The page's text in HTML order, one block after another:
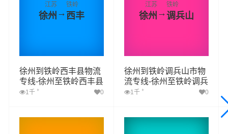
江苏
徐州 →
铁岭
西丰
徐州到铁岭西丰县物流
专线-徐州至铁岭西丰县
物流公司
1千 + 0
江苏
徐州 →
铁岭
调兵山
徐州到铁岭调兵山市物
流专线-徐州至铁岭调兵
山市物流公司
1千 + 0